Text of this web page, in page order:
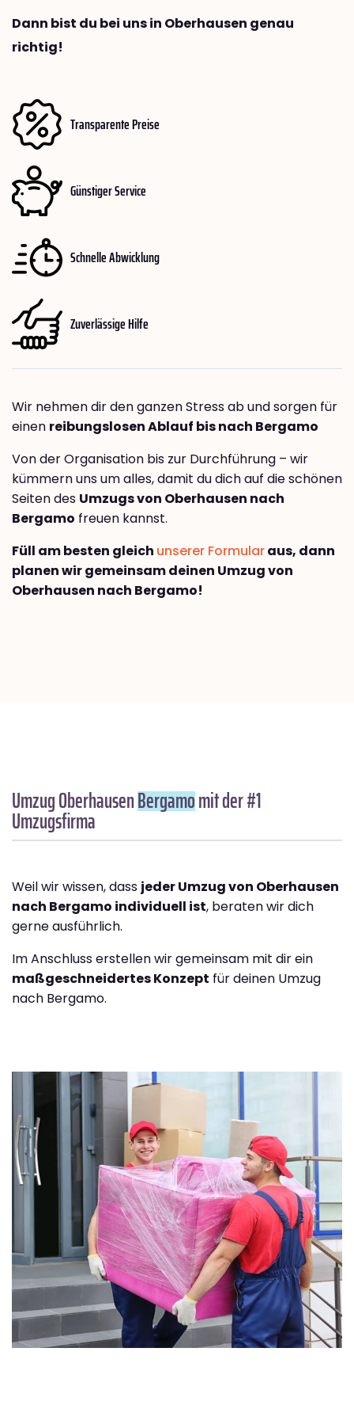
Dann bist du bei uns in Oberhausen genau
richtig!
Transparente Preise
Günstiger Service
Schnelle Abwicklung
Zuverlässige Hilfe
Wir nehmen dir den ganzen Stress ab und sorgen für
einen reibungslosen Ablauf bis nach Bergamo
Von der Organisation bis zur Durchführung – wir
kümmern uns um alles, damit du dich auf die schönen
Seiten des Umzugs von Oberhausen nach
Bergamo freuen kannst.
Füll am besten gleich unserer Formularaus, dann
planen wir gemeinsam deinen Umzug von
Oberhausen nach Bergamo!
Umzug OberhausenBergamomit der #1
Umzugsfirma
Weil wir wissen, dass jeder Umzug von Oberhausen
nach Bergamo individuell ist, beraten wir dich
gerne ausführlich.
Im Anschluss erstellen wir gemeinsam mit dir ein
maßgeschneidertes Konzept für deinen Umzug
nach Bergamo.